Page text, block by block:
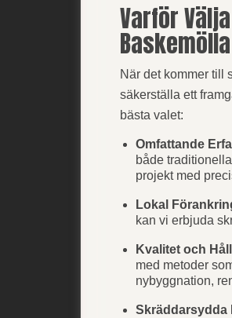
Varför
Baskemölla
När det kommer till
säkerställa ett
bästa valet:
Omfattande
både
projekt med
Lokal
kan vi erbjuda
Kvalitet och
med metoder
nybyggnation,
Skräddarsydda